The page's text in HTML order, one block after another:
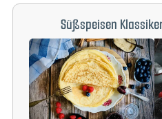
Süßspeisen